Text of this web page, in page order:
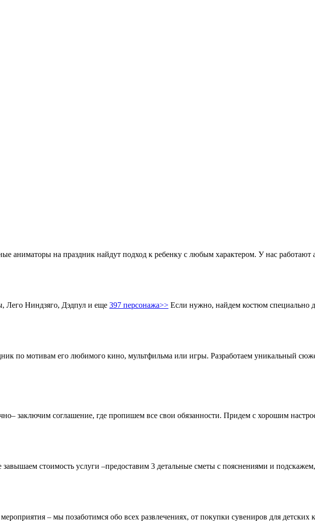
аниматоры на праздник найдут подход к ребенку с любым характером. У нас работают
Лего Ниндзяго, Дэдпул и еще 397 персонажа>> Если нужно, найдем костюм специально
по мотивам его любимого кино, мультфильма или игры. Разработаем уникальный
заключим соглашение, где пропишем все свои обязанности. Придем с хорошим
стоимость услуги –предоставим 3 детальные сметы с пояснениями и
– мы позаботимся обо всех развлечениях, от покупки сувениров для детских